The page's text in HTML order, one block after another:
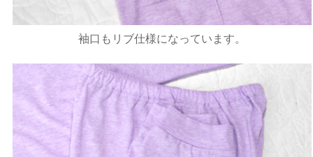
袖口もリブ仕様になっています。